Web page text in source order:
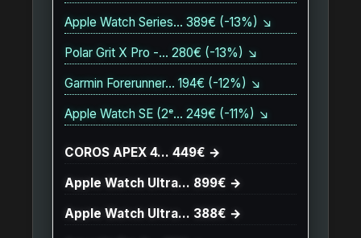
Apple Watch Series… 389€ (-13%) ↘
Polar Grit X Pro -… 280€ (-13%) ↘
Garmin Forerunner… 194€ (-12%) ↘
Apple Watch SE (2ᵉ… 249€ (-11%) ↘
COROS APEX 4… 449€ →
Apple Watch Ultra… 899€ →
Apple Watch Ultra… 388€ →